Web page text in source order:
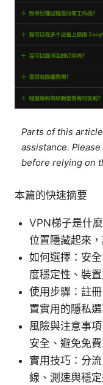
Parts of this
assistance.
before relying on
本篇的快速摘要
VPN梯子是什
位置隱藏起來
如何選擇：安
度穩定性、裝
使用步驟：註
置實用的隱私選
風險與注意事
安全、避免免
實用技巧：分
線、測速與穩